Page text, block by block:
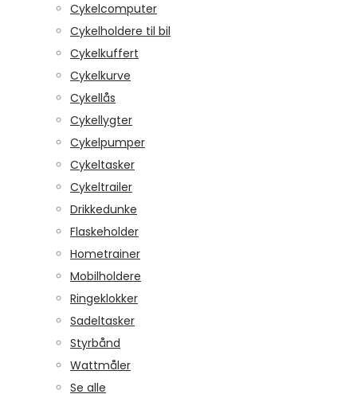
Cykelcomputer
Cykelholdere til bil
Cykelkuffert
Cykelkurve
Cykellås
Cykellygter
Cykelpumper
Cykeltasker
Cykeltrailer
Drikkedunke
Flaskeholder
Hometrainer
Mobilholdere
Ringeklokker
Sadeltasker
Styrbånd
Wattmåler
Se alle